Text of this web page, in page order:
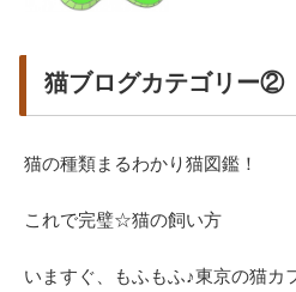
猫ブログカテゴリー②
猫の種類まるわかり猫図鑑！
これで完璧☆猫の飼い方
いますぐ、もふもふ♪東京の猫